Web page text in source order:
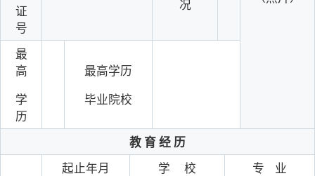
证
号
况
最
高
学
历
最高学历
毕业院校
教 育 经 历
起 止年月 学 校 专 业